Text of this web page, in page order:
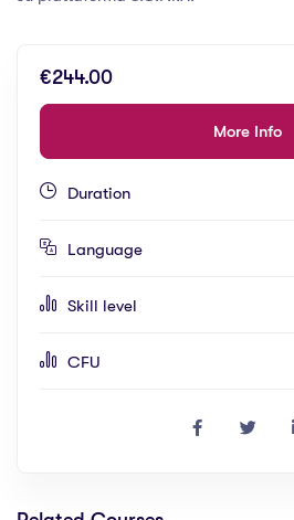
€244.00
More Info
Duration
Language
Skill level
CFU